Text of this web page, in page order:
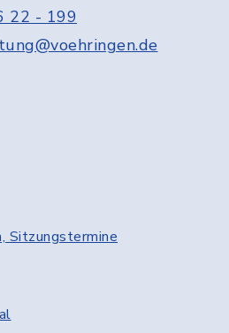
22 - 199
Sitzungstermine